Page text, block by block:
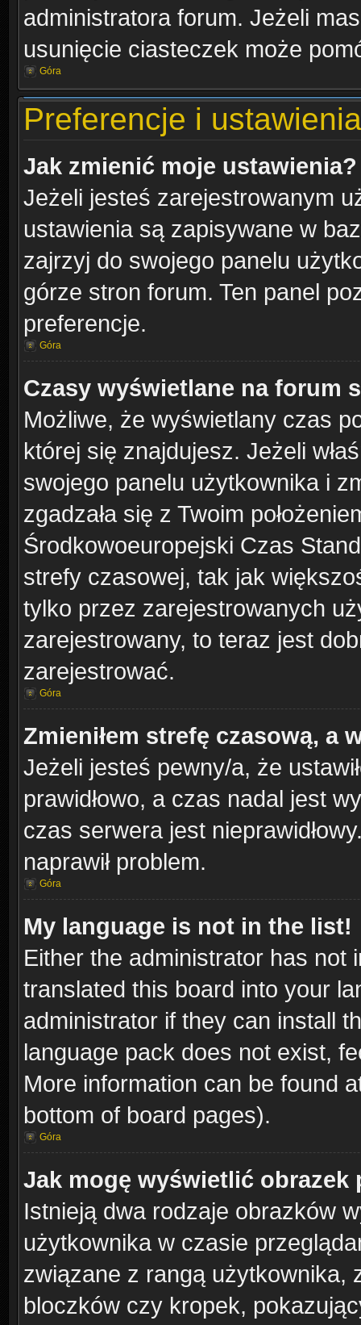
administratora forum. Jeżeli
usunięcie ciasteczek może
Góra
Preferencje i
Jak zmienić moje ustawienia?
Jeżeli jesteś zarejestrowanym
ustawienia są zapisywane w
zajrzyj do swojego panelu
górze stron forum. Ten panel
preferencje.
Góra
Czasy wyświetlane na forum
Możliwe, że wyświetlany czas
której się znajdujesz. Jeżeli
swojego panelu użytkownika i
zgadzała się z Twoim
Środkowoeuropejski Czas
strefy czasowej, tak jak
tylko przez zarejestrowanych
zarejestrowany, to teraz jest
zarejestrować.
Góra
Zmieniłem strefę czasową, a
Jeżeli jesteś pewny/a, że
prawidłowo, a czas nadal jest
czas serwera jest
naprawił problem.
Góra
My language is not in the list!
Either the administrator has not
translated this board into your
administrator if they can install
language pack does not exist,
More information can be found
bottom of board pages).
Góra
Jak mogę wyświetlić
Istnieją dwa rodzaje obrazków
użytkownika w czasie
związane z rangą użytkownika,
bloczków czy kropek,